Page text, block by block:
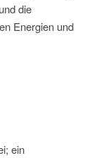
die
Energien und
ein